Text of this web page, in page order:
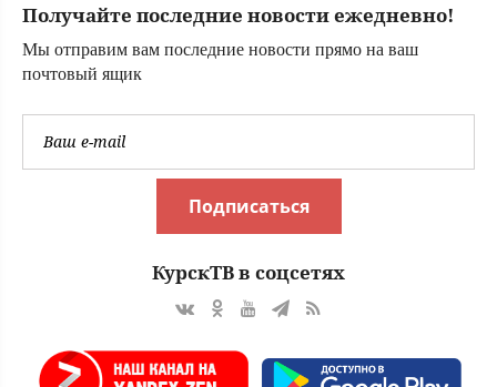
Получайте последние новости ежедневно!
Мы отправим вам последние новости прямо на ваш
почтовый ящик
Подписаться
КурскТВ в соцсетях